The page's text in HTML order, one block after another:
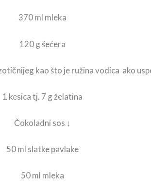
370 ml mleka
120 g šećera
kao što je ružina vodica ako
1 kesica tj. 7 g želatina
Čokoladni sos ↓
50 ml slatke pavlake
50 ml mleka